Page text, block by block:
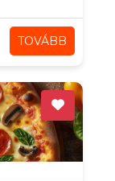
TOVÁBB